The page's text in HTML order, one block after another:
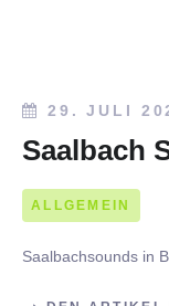
29. JULI
Saalbach
ALLGEMEIN
Saalbachsounds in